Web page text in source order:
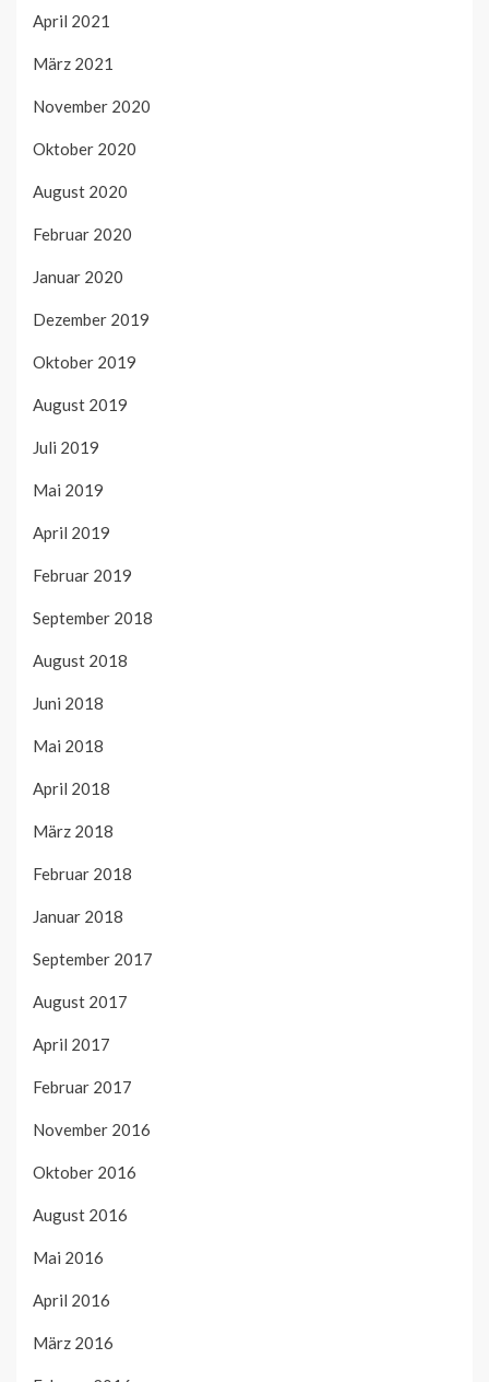
April 2021
März 2021
November 2020
Oktober 2020
August 2020
Februar 2020
Januar 2020
Dezember 2019
Oktober 2019
August 2019
Juli 2019
Mai 2019
April 2019
Februar 2019
September 2018
August 2018
Juni 2018
Mai 2018
April 2018
März 2018
Februar 2018
Januar 2018
September 2017
August 2017
April 2017
Februar 2017
November 2016
Oktober 2016
August 2016
Mai 2016
April 2016
März 2016